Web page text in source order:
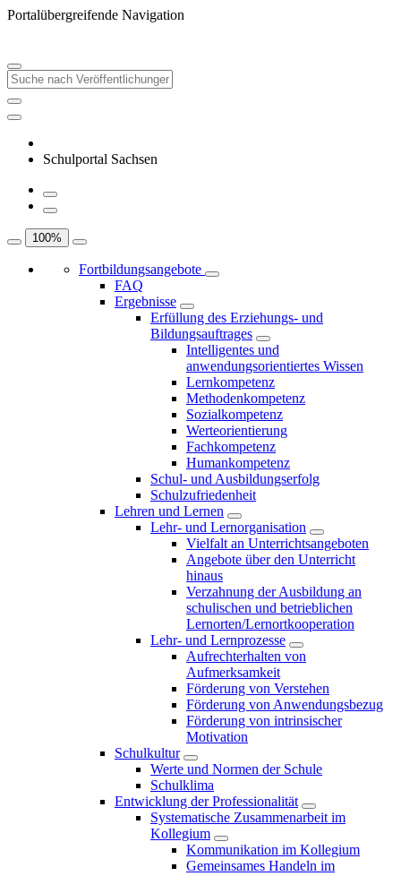
Portalübergreifende Navigation
Schulportal Sachsen
100%
Fortbildungsangebote
FAQ
Ergebnisse
Erfüllung des Erziehungs- und
Bildungsauftrages
Intelligentes und
anwendungsorientiertes Wissen
Lernkompetenz
Methodenkompetenz
Sozialkompetenz
Werteorientierung
Fachkompetenz
Humankompetenz
Schul- und Ausbildungserfolg
Schulzufriedenheit
Lehren und Lernen
Lehr- und Lernorganisation
Vielfalt an Unterrichtsangeboten
Angebote über den Unterricht
hinaus
Verzahnung der Ausbildung an
schulischen und betrieblichen
Lernorten/Lernortkooperation
Lehr- und Lernprozesse
Aufrechterhalten von
Aufmerksamkeit
Förderung von Verstehen
Förderung von Anwendungsbezug
Förderung von intrinsischer
Motivation
Schulkultur
Werte und Normen der Schule
Schulklima
Entwicklung der Professionalität
Systematische Zusammenarbeit im
Kollegium
Kommunikation im Kollegium
Gemeinsames Handeln im